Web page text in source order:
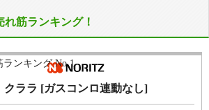
筋ランキング！
クララ [ガスコンロ連動なし]